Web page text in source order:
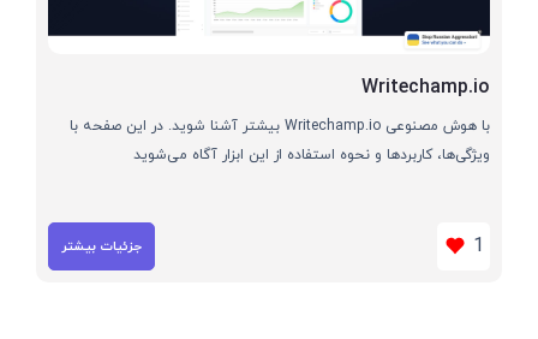
Writechamp.io
با هوش مصنوعی Writechamp.io بیشتر آشنا شوید. در این صفحه با
ویژگی‌ها، کاربردها و نحوه استفاده از این ابزار آگاه می‌شوید
1 جزئیات بیشتر